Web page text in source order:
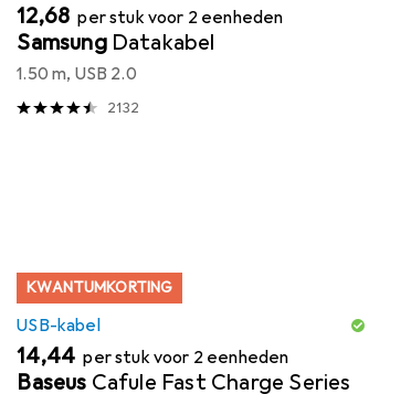
EUR
12,68 per stuk voor 2 eenheden
Samsung Datakabel
1.50 m, USB 2.0
2132
KWANTUMKORTING
USB-kabel
EUR
14,44 per stuk voor 2 eenheden
Baseus Cafule Fast Charge Series